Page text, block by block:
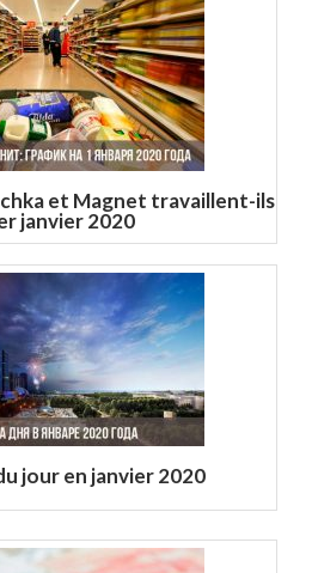
et Magnet travaillent-ils
janvier 2020
jour en janvier 2020